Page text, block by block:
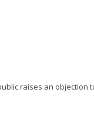
raises an objection